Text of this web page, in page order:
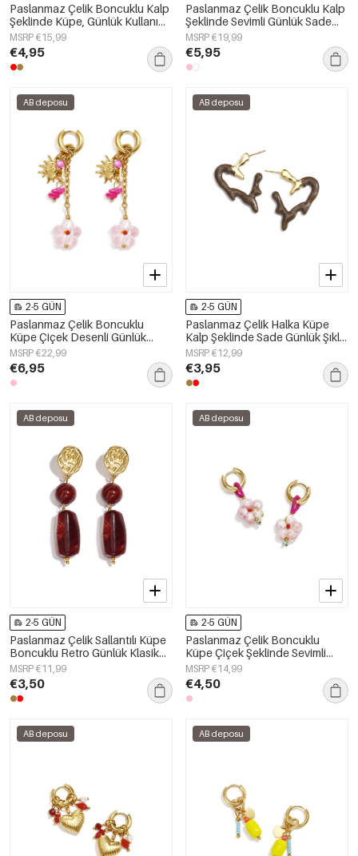
Paslanmaz Çelik Boncuklu Kalp
Şeklinde Küpe, Günlük Kullanım
İçin Kadın Takısı
MSRP €15,99
€4,95
Paslanmaz Çelik Boncuklu Kalp
Şeklinde Sevimli Günlük Sade
Seri Kadın Takıları
MSRP €19,99
€5,95
AB deposu
2-5 GÜN
Paslanmaz Çelik Boncuklu
Küpe Çiçek Desenli Günlük
Tatil/Plaj Romantik Serisi Kadın
Takıları
MSRP €22,99
€6,95
AB deposu
2-5 GÜN
Paslanmaz Çelik Halka Küpe
Kalp Şeklinde Sade Günlük Şıklık
Serisi Kadın Takıları
MSRP €12,99
€3,95
AB deposu
2-5 GÜN
Paslanmaz Çelik Sallantılı Küpe
Boncuklu Retro Günlük Klasik
Seri Kadın Takıları
MSRP €11,99
€3,50
AB deposu
2-5 GÜN
Paslanmaz Çelik Boncuklu
Küpe Çiçek Şeklinde Sevimli
Sade Seri Kadın Takıları
MSRP €14,99
€4,50
AB deposu AB deposu